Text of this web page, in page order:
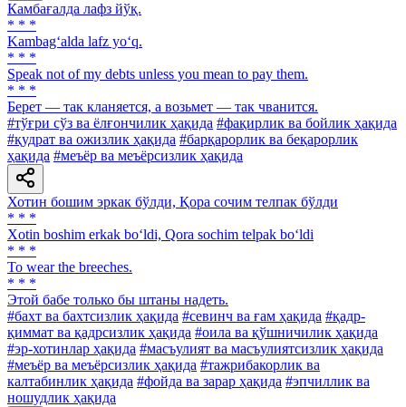
Камбағалда лафз йўқ.
* * *
Kambag‘alda lafz yo‘q.
* * *
Speak not of my debts unless you mean to pay them.
* * *
Берет — так кланяется, а возьмет — так чванится.
#тўғри сўз ва ёлғончилик ҳақида #фақирлик ва бойлик ҳақида
#қудрат ва ожизлик ҳақида #барқарорлик ва беқарорлик
ҳақида #меъёр ва меъёрсизлик ҳақида
Хотин бошим эркак бўлди, Қора сочим телпак бўлди
* * *
Xotin boshim erkak bo‘ldi, Qora sochim telpak bo‘ldi
* * *
To wear the breeches.
* * *
Этой бабе только бы штаны надеть.
#бахт ва бахтсизлик ҳақида #севинч ва ғам ҳақида #қадр-
қиммат ва қадрсизлик ҳақида #оила ва қўшничилик ҳақида
#эр-хотинлар ҳақида #масъулият ва масъулиятсизлик ҳақида
#меъёр ва меъёрсизлик ҳақида #тажрибакорлик ва
калтабинлик ҳақида #фойда ва зарар ҳақида #эпчиллик ва
ношудлик ҳақида